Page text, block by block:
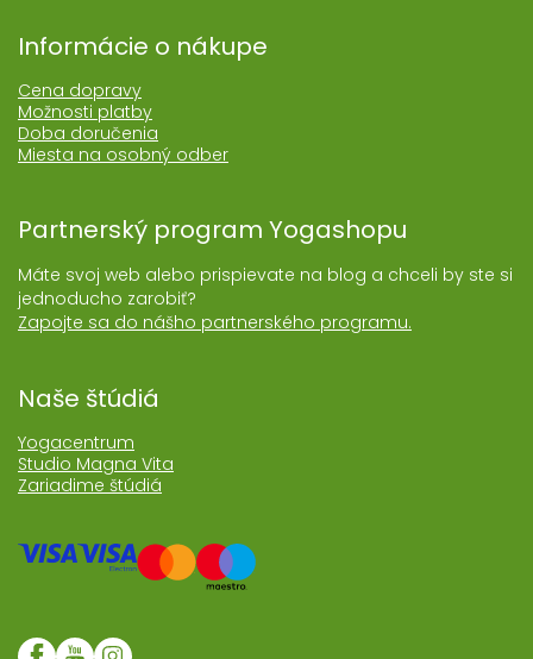
Informácie o nákupe
Cena dopravy
Možnosti platby
Doba doručenia
Miesta na osobný odber
Partnerský program Yogashopu
Máte svoj web alebo prispievate na blog a chceli by ste si
jednoducho zarobiť?
Zapojte sa do nášho partnerského programu.
Naše štúdiá
Yogacentrum
Studio Magna Vita
Zariadime štúdiá